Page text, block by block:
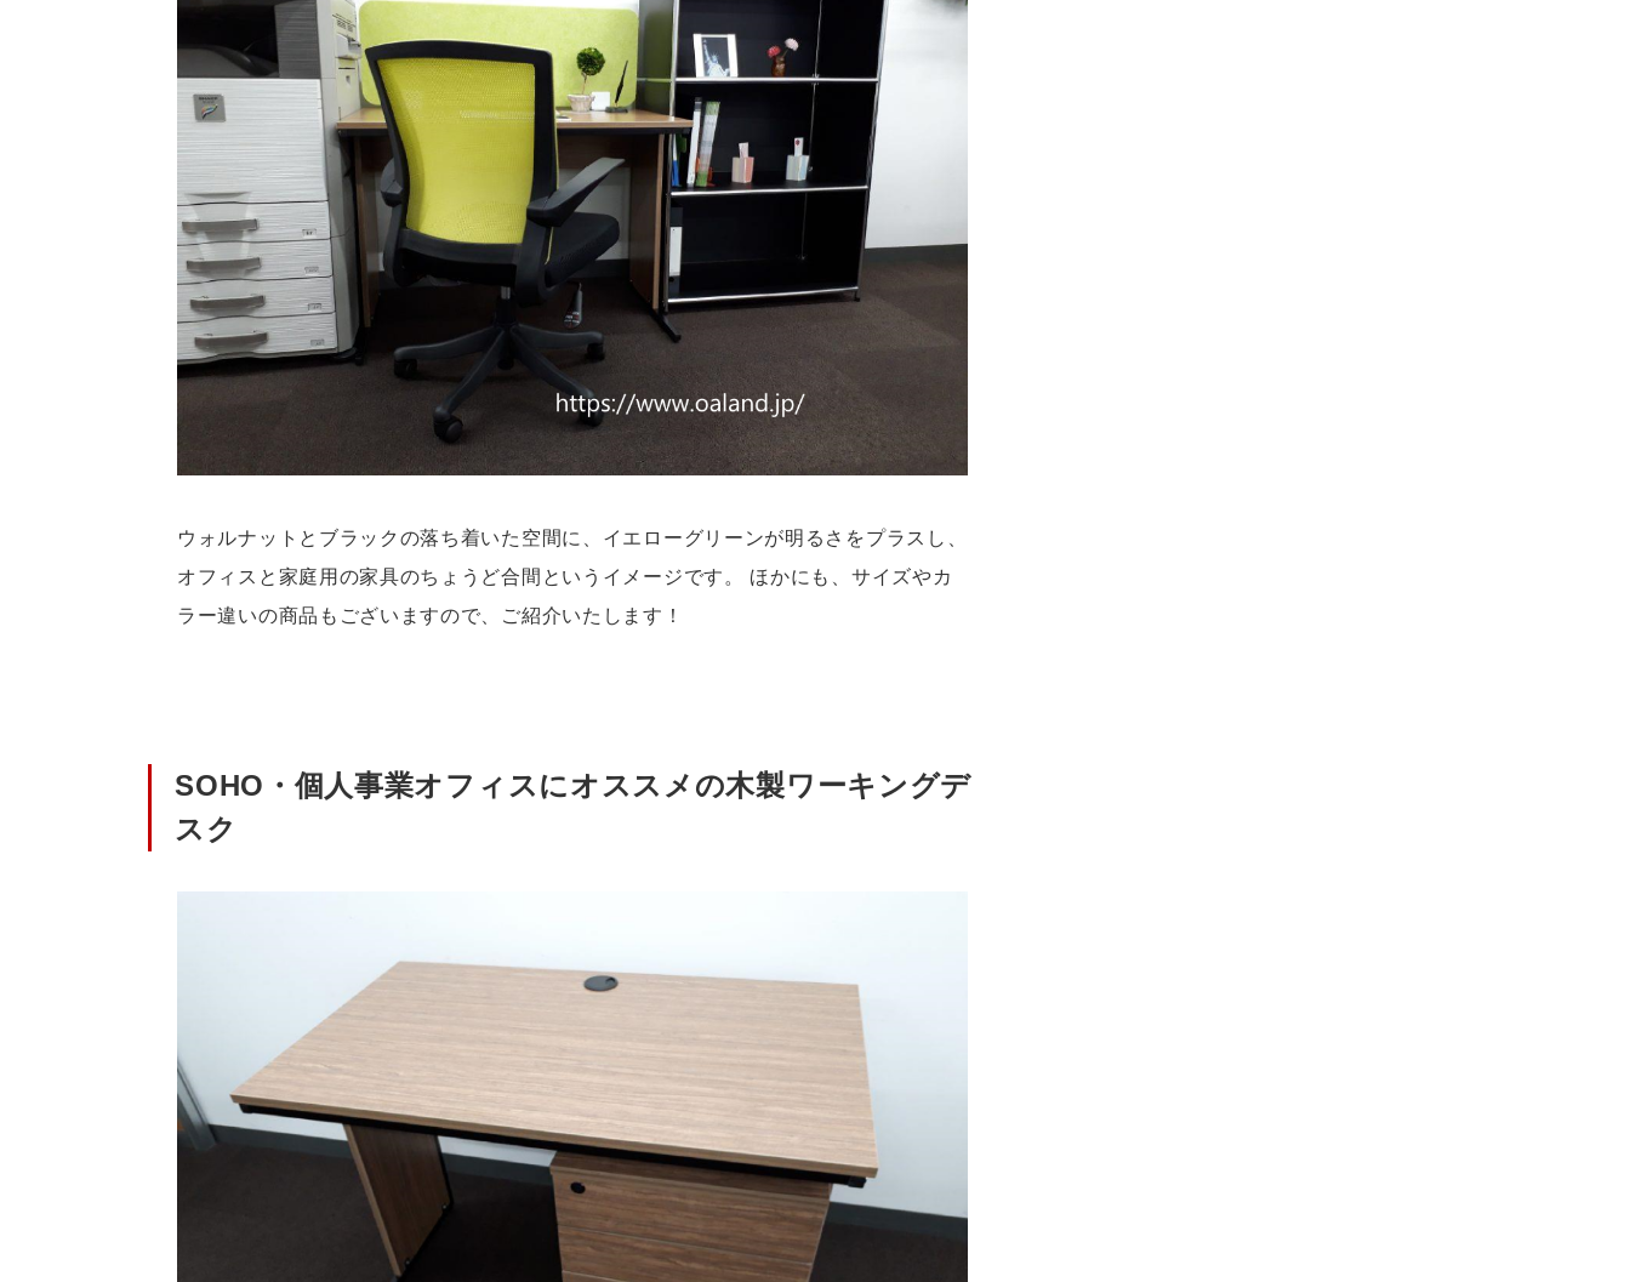
ウォルナットとブラックの落ち着いた空間に、イエローグリーンが明るさをプラスし、
オフィスと家庭用の家具のちょうど合間というイメージです。 ほかにも、サイズやカ
ラー違いの商品もございますので、ご紹介いたします！
SOHO・個人事業オフィスにオススメの木製ワーキングデ
スク